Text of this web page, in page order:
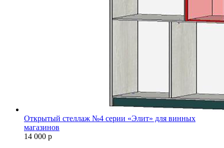
Открытый стеллаж №4 серии «Элит» для винных
магазинов
14 000 р